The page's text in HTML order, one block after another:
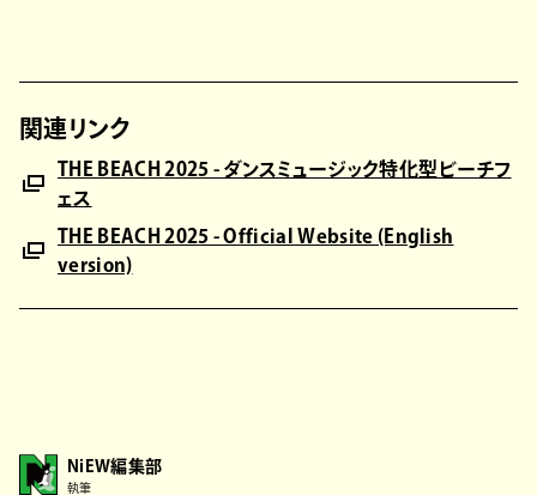
関連リンク
THE BEACH 2025 - ダンスミュージック特化型ビーチフ
ェス
THE BEACH 2025 - Official Website (English
version)
NiEW編集部
執筆